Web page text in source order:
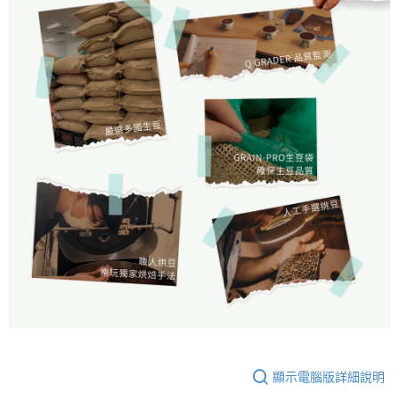
顯示電腦版詳細說明